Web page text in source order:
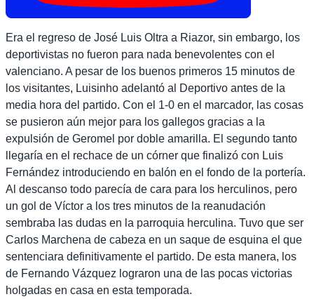
Era el regreso de José Luis Oltra a Riazor, sin embargo, los
deportivistas no fueron para nada benevolentes con el
valenciano. A pesar de los buenos primeros 15 minutos de
los visitantes, Luisinho adelantó al Deportivo antes de la
media hora del partido. Con el 1-0 en el marcador, las cosas
se pusieron aún mejor para los gallegos gracias a la
expulsión de Geromel por doble amarilla. El segundo tanto
llegaría en el rechace de un córner que finalizó con Luis
Fernández introduciendo en balón en el fondo de la portería.
Al descanso todo parecía de cara para los herculinos, pero
un gol de Víctor a los tres minutos de la reanudación
sembraba las dudas en la parroquia herculina. Tuvo que ser
Carlos Marchena de cabeza en un saque de esquina el que
sentenciara definitivamente el partido. De esta manera, los
de Fernando Vázquez lograron una de las pocas victorias
holgadas en casa en esta temporada.